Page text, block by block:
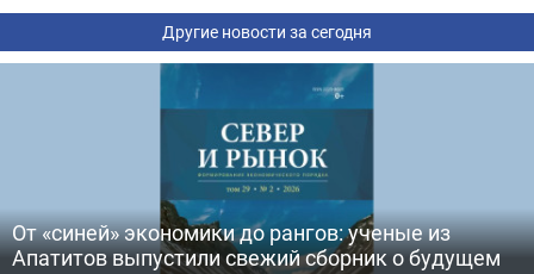
Другие новости за сегодня
От «синей» экономики до рангов: ученые из
Апатитов выпустили свежий сборник о будущем